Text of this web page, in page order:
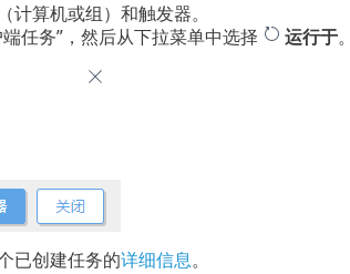
计算机或组）和触发器。
端任务”，然后从下拉菜单中选择 运行于。
已创建任务的详细信息。